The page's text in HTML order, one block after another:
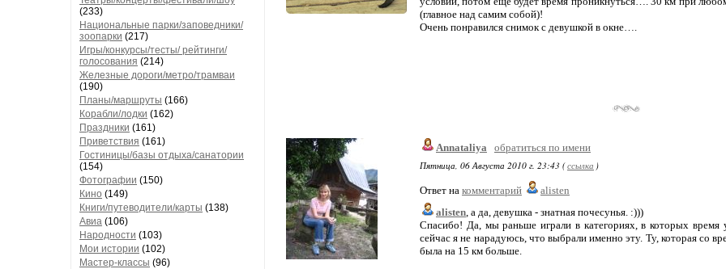
(233)
Национальные парки/заповедники/
зоопарки (217)
Игры/конкурсы/тесты/ рейтинги/
голосования (214)
Железные дороги/метро/трамваи
(190)
Планы/маршруты (166)
Корабли/лодки (162)
Праздники (161)
Приветствия (161)
Гостиницы/базы отдыха/санатории
(154)
Фотографии (150)
Кино (149)
Книги/путеводители/карты (138)
Авиа (106)
Народности (103)
Мои истории (102)
Мастер-классы (96)
(главное над самим собой)!
Очень понравился снимок с девушкой в окне….
Annataliya
обратиться по имени
Пятница, 06 Августа 2010 г. 23:43 (ссылка )
Ответ на комментарий
alisten
alisten, а да, девушка - знатная почесунья. :)))
Спасибо! Да, мы раньше играли в категориях, в которых время
сейчас я не нарадуюсь, что выбрали именно эту. Ту, которая со
была на 15 км больше.